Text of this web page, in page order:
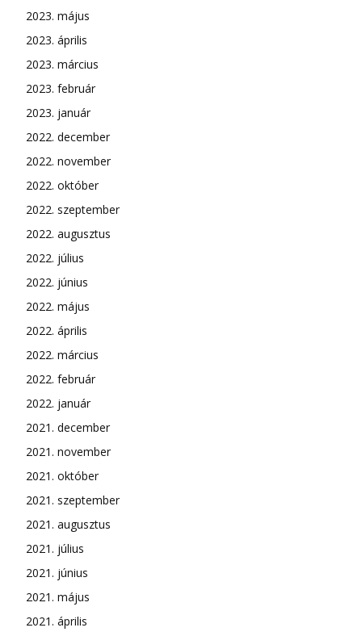
2023. május
2023. április
2023. március
2023. február
2023. január
2022. december
2022. november
2022. október
2022. szeptember
2022. augusztus
2022. július
2022. június
2022. május
2022. április
2022. március
2022. február
2022. január
2021. december
2021. november
2021. október
2021. szeptember
2021. augusztus
2021. július
2021. június
2021. május
2021. április